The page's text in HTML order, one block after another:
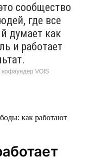
сообщество
где все
думает как
и работает
кофаундер VOIS